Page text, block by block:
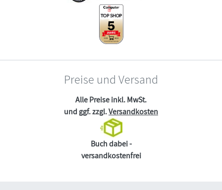
Preise und Versand
Alle Preise inkl. MwSt.
und ggf. zzgl.Versandkosten
Buch dabei -
versandkostenfrei